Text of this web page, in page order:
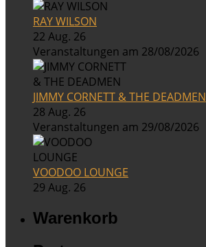
RAY WILSON
22 Aug. 26
Veranstaltungen am 28/08/2026
JIMMY CORNETT & THE DEADMEN
28 Aug. 26
Veranstaltungen am 29/08/2026
VOODOO LOUNGE
29 Aug. 26
Warenkorb